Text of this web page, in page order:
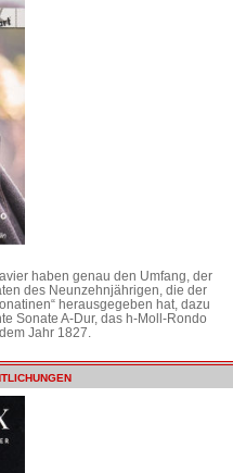
haben genau den Umfang, der
des Neunzehnjährigen, die der
herausgegeben hat, dazu
Sonate A-Dur, das h-Moll-Rondo
Jahr 1827.